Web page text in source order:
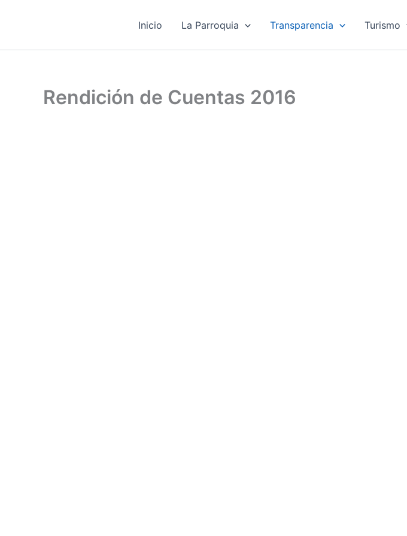
Inicio La Parroquia Transparencia Turismo
Rendición de Cuentas 2016